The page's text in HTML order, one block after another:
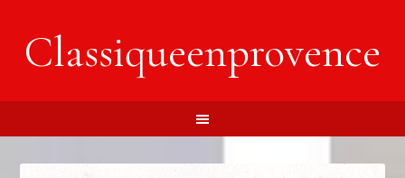
Classiqueenprovence